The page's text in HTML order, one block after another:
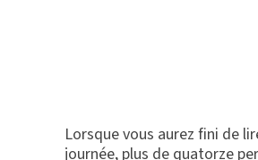
Lorsque vous aurez fini de
journée, plus de quatorze